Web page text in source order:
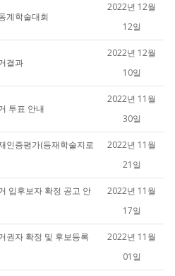
계학술대회
2022년 12월
12일
결과
2022년 12월
10일
투표 안내
2022년 11월
30일
인증평가(등재학술지로
2022년 11월
21일
입후보자 확정 공고 안
2022년 11월
17일
권자 확정 및 후보등록
2022년 11월
01일